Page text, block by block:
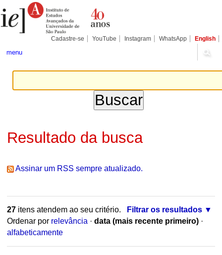
para
conteúdo.
Pessoais
Cadastre-se YouTube Instagram WhatsApp English
menu
Resultado da busca
Assinar um RSS sempre atualizado.
27itens atendem ao seu critério.
Filtrar os resultados
Ordenar por relevância · data (mais recente primeiro) ·
alfabeticamente